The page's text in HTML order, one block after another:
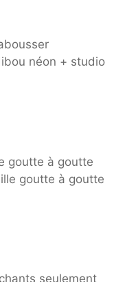
néon + studio
goutte à goutte
goutte à goutte
seulement